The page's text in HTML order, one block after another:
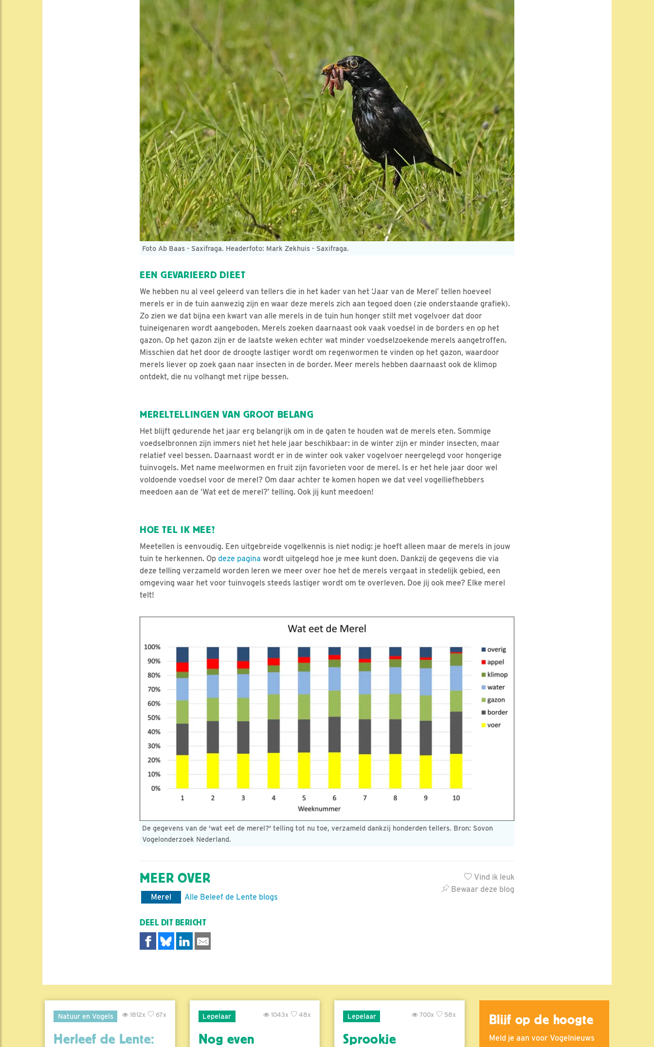
Foto Ab Baas - Saxifraga. Headerfoto: Mark Zekhuis - Saxifraga.
EEN GEVARIEERD DIEET
We hebben nu al veel geleerd van tellers die in het kader van het ‘Jaar van de Merel’ tellen hoeveel
merels er in de tuin aanwezig zijn en waar deze merels zich aan tegoed doen (zie onderstaande grafiek).
Zo zien we dat bijna een kwart van alle merels in de tuin hun honger stilt met vogelvoer dat door
tuineigenaren wordt aangeboden. Merels zoeken daarnaast ook vaak voedsel in de borders en op het
gazon. Op het gazon zijn er de laatste weken echter wat minder voedselzoekende merels aangetroffen.
Misschien dat het door de droogte lastiger wordt om regenwormen te vinden op het gazon, waardoor
merels liever op zoek gaan naar insecten in de border. Meer merels hebben daarnaast ook de klimop
ontdekt, die nu volhangt met rijpe bessen.
MERELTELLINGEN VAN GROOT BELANG
Het blijft gedurende het jaar erg belangrijk om in de gaten te houden wat de merels eten. Sommige
voedselbronnen zijn immers niet het hele jaar beschikbaar: in de winter zijn er minder insecten, maar
relatief veel bessen. Daarnaast wordt er in de winter ook vaker vogelvoer neergelegd voor hongerige
tuinvogels. Met name meelwormen en fruit zijn favorieten voor de merel. Is er het hele jaar door wel
voldoende voedsel voor de merel? Om daar achter te komen hopen we dat veel vogelliefhebbers
meedoen aan de ‘Wat eet de merel?’ telling. Ook jij kunt meedoen!
HOE TEL IK MEE?
Meetellen is eenvoudig. Een uitgebreide vogelkennis is niet nodig: je hoeft alleen maar de merels in jouw
tuin te herkennen. Op deze pagina wordt uitgelegd hoe je mee kunt doen. Dankzij de gegevens die via
deze telling verzameld worden leren we meer over hoe het de merels vergaat in stedelijk gebied, een
omgeving waar het voor tuinvogels steeds lastiger wordt om te overleven. Doe jij ook mee? Elke merel
telt!
De gegevens van de 'wat eet de merel?' telling tot nu toe, verzameld dankzij honderden tellers. Bron: Sovon
Vogelonderzoek Nederland.
Vind ik leuk
Bewaar deze blog
MEER OVER
Merel Alle Beleef de Lente blogs
DEEL DIT BERICHT
Natuur en Vogels 67x
1812x
Herleef de Lente:
Lepelaar 48x
1043x
Nog even
Lepelaar 58x
700x
Sprookje
Blijf op de hoogte
Meld je aan voor Vogelnieuws